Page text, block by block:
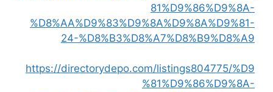
81%D9%86%D9%8A-
%D8%AA%D9%83%D9%8A%D9%8A%D9%81-
24-%D8%B3%D8%A7%D8%B9%D8%A9
https://directorydepo.com/listings804775/%D9
%81%D9%86%D9%8A-